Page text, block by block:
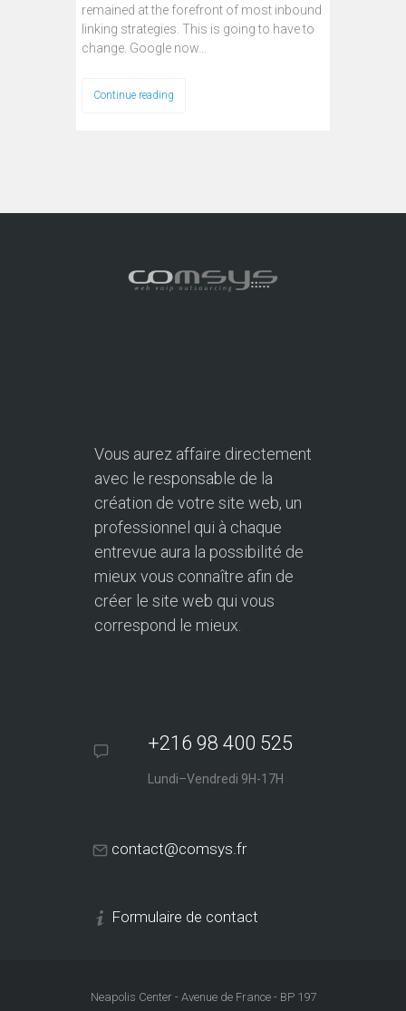
remained at the forefront of most inbound
linking strategies. This is going to have to
change. Google now…
Continue reading
Vous aurez affaire directement
avec le responsable de la
création de votre site web, un
professionnel qui à chaque
entrevue aura la possibilité de
mieux vous connaître afin de
créer le site web qui vous
correspond le mieux.
+216 98 400 525
Lundi–Vendredi 9H-17H
contact@comsys.fr
Formulaire de contact
Neapolis Center - Avenue de France - BP 197